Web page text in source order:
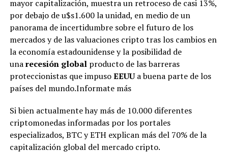
mayor capitalización, muestra un retroceso de casi 13%,
por debajo de u$s1.600 la unidad, en medio de un
panorama de incertidumbre sobre el futuro de los
mercados y de las valuaciones cripto tras los cambios en
la economía estadounidense y la posibilidad de
unarecesión globalproducto de las barreras
proteccionistas que impusoEEUUa buena parte de los
países del mundo.Informate más
Si bien actualmente hay más de 10.000 diferentes
criptomonedas informadas por los portales
especializados, BTC y ETH explican más del 70% de la
capitalización global del mercado cripto.